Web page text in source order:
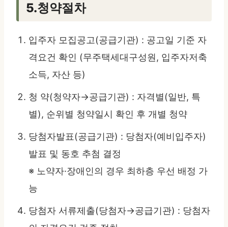
5.청약절차
입주자 모집공고(공급기관) : 공고일 기준 자
격요건 확인 (무주택세대구성원, 입주자저축
소득, 자산 등)
청 약(청약자→공급기관) : 자격별(일반, 특
별), 순위별 청약일시 확인 후 개별 청약
당첨자발표(공급기관) : 당첨자(예비입주자)
발표 및 동호 추첨 결정
※ 노약자·장애인의 경우 최하층 우선 배정 가
능
당첨자 서류제출(당첨자→공급기관) : 당첨자